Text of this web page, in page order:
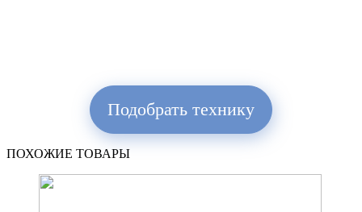
Подобрать технику
ПОХОЖИЕ ТОВАРЫ